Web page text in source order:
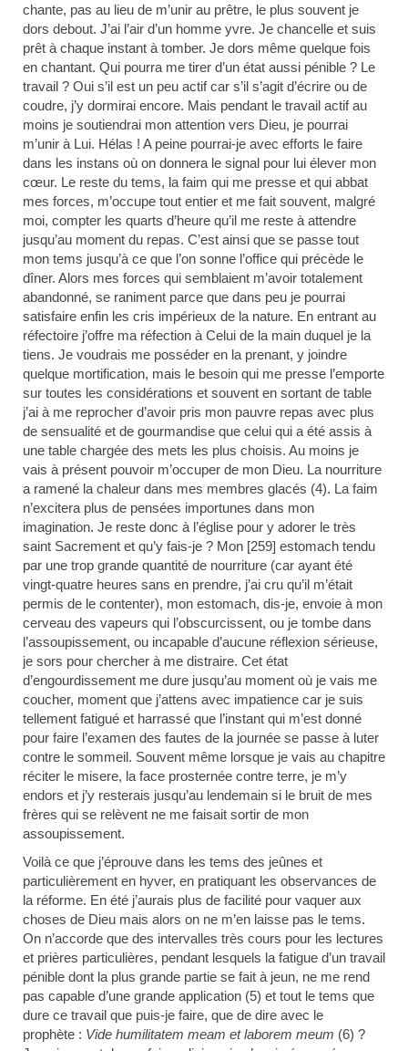
chante, pas au lieu de m’unir au prêtre, le plus souvent je
dors debout. J’ai l’air d’un homme yvre. Je chancelle et suis
prêt à chaque instant à tomber. Je dors même quelque fois
en chantant. Qui pourra me tirer d’un état aussi pénible ? Le
travail ? Oui s’il est un peu actif car s’il s’agit d’écrire ou de
coudre, j’y dormirai encore. Mais pendant le travail actif au
moins je soutiendrai mon attention vers Dieu, je pourrai
m’unir à Lui. Hélas ! A peine pourrai-je avec efforts le faire
dans les instans où on donnera le signal pour lui élever mon
cœur. Le reste du tems, la faim qui me presse et qui abbat
mes forces, m’occupe tout entier et me fait souvent, malgré
moi, compter les quarts d’heure qu’il me reste à attendre
jusqu’au moment du repas. C’est ainsi que se passe tout
mon tems jusqu’à ce que l’on sonne l’office qui précède le
dîner. Alors mes forces qui semblaient m’avoir totalement
abandonné, se raniment parce que dans peu je pourrai
satisfaire enfin les cris impérieux de la nature. En entrant au
réfectoire j’offre ma réfection à Celui de la main duquel je la
tiens. Je voudrais me posséder en la prenant, y joindre
quelque mortification, mais le besoin qui me presse l’emporte
sur toutes les considérations et souvent en sortant de table
j’ai à me reprocher d’avoir pris mon pauvre repas avec plus
de sensualité et de gourmandise que celui qui a été assis à
une table chargée des mets les plus choisis. Au moins je
vais à présent pouvoir m’occuper de mon Dieu. La nourriture
a ramené la chaleur dans mes membres glacés (4). La faim
n’excitera plus de pensées importunes dans mon
imagination. Je reste donc à l’église pour y adorer le très
saint Sacrement et qu’y fais-je ? Mon [259] estomach tendu
par une trop grande quantité de nourriture (car ayant été
vingt-quatre heures sans en prendre, j’ai cru qu’il m’était
permis de le contenter), mon estomach, dis-je, envoie à mon
cerveau des vapeurs qui l’obscurcissent, ou je tombe dans
l’assoupissement, ou incapable d’aucune réflexion sérieuse,
je sors pour chercher à me distraire. Cet état
d’engourdissement me dure jusqu’au moment où je vais me
coucher, moment que j’attens avec impatience car je suis
tellement fatigué et harrassé que l’instant qui m’est donné
pour faire l’examen des fautes de la journée se passe à luter
contre le sommeil. Souvent même lorsque je vais au chapitre
réciter le misere, la face prosternée contre terre, je m’y
endors et j’y resterais jusqu’au lendemain si le bruit de mes
frères qui se relèvent ne me faisait sortir de mon
assoupissement.
Voilà ce que j’éprouve dans les tems des jeûnes et
particulièrement en hyver, en pratiquant les observances de
la réforme. En été j’aurais plus de facilité pour vaquer aux
choses de Dieu mais alors on ne m’en laisse pas le tems.
On n’accorde que des intervalles très cours pour les lectures
et prières particulières, pendant lesquels la fatigue d’un travail
pénible dont la plus grande partie se fait à jeun, ne me rend
pas capable d’une grande application (5) et tout le tems que
dure ce travail que puis-je faire, que de dire avec le
prophète : Vide humilitatem meam et laborem meum (6) ?